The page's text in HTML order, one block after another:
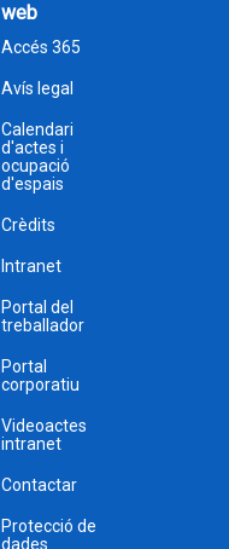
web
Accés 365
Avís legal
Calendari
d'actes i
ocupació
d'espais
Crèdits
Intranet
Portal del
treballador
Portal
corporatiu
Videoactes
intranet
Contactar
Protecció de
dades